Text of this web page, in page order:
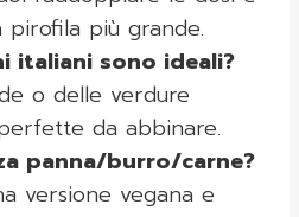
più grande.
italiani sono ideali?
o delle verdure
da abbinare.
panna/burro/carne?
versione vegana e